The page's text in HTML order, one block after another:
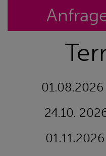
24.10.